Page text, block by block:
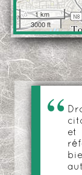
1 km
3000 ft
et